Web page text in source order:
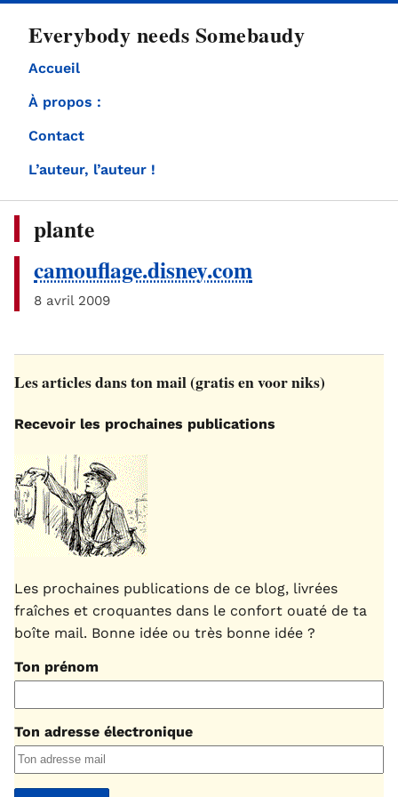
Everybody needs Somebaudy
Accueil
À propos :
Contact
L’auteur, l’auteur !
plante
camouflage.disney.com
8 avril 2009
Les articles dans ton mail (gratis en voor niks)
Recevoir les prochaines publications
Les prochaines publications de ce blog, livrées
fraîches et croquantes dans le confort ouaté de ta
boîte mail. Bonne idée ou très bonne idée ?
Ton prénom
Ton adresse électronique